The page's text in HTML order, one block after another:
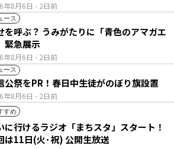
年8月6日 - 2日前
ース
年8月6日 - 2日前
を呼ぶ？ うみがたりに「青色のアマガエ
緊急展示
ース
年8月6日 - 2日前
公祭をPR！春日中生徒がのぼり旗設置
すめ
に行けるラジオ「まちスタ」スタート！
は11日(火･祝) 公開生放送